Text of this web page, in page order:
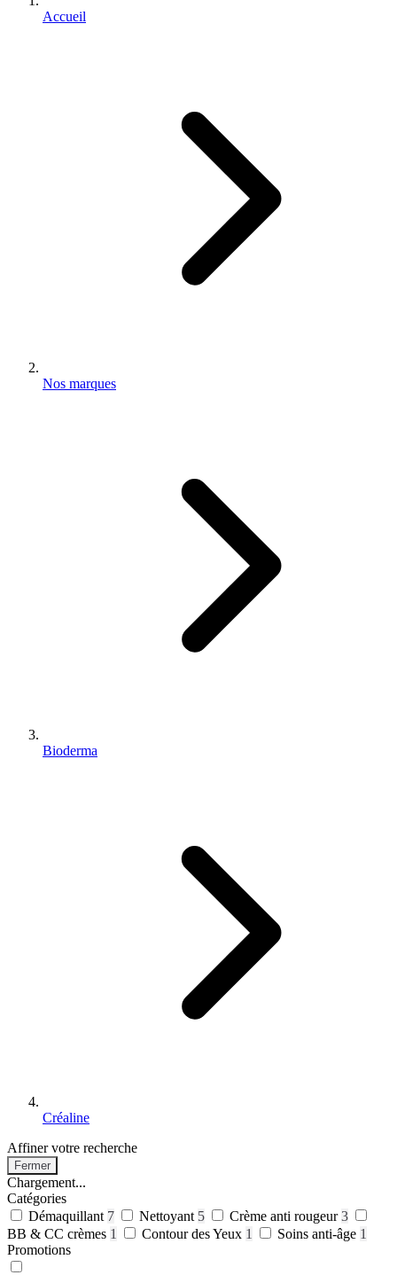
Accueil
Nos marques
Bioderma
Créaline
Affiner votre recherche
Fermer
Chargement...
Catégories
Démaquillant 7 Nettoyant 5 Crème anti rougeur3
BB & CC crèmes 1 Contour des Yeux 1 Soins anti-âge 1
Promotions